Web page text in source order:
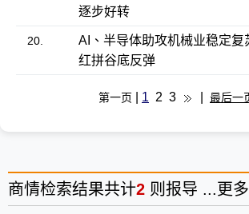
逐步好转
20. AI、半导体助攻机械业稳定
红拼谷底反弹
第一页 1 2 3 最后一
商情检索结果共计2 则报导 ... 更多